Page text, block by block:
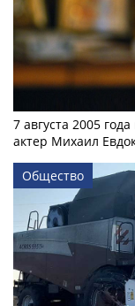
7 августа 2005
актер Михаил
Общество